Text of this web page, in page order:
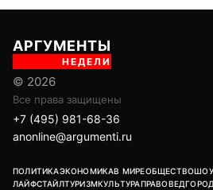
АРГУМЕНТЫ
НЕДЕЛИ
© 2026
Все права защищены
+7 (495) 981-68-36
anonline@argumenti.ru
ПОЛИТИКАЭКОНОМИКАВ МИРЕОБЩЕСТВО
ЛАЙФСТАЙЛТУРИЗМКУЛЬТУРАПРАВОВЕД